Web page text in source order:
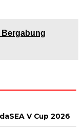
Bergabung
V Cup 2026